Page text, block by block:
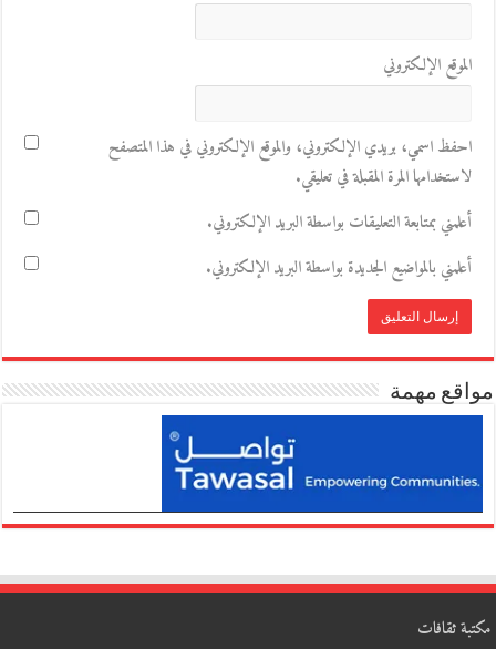
الموقع الإلكتروني
احفظ اسمي، بريدي الإلكتروني، والموقع الإلكتروني في هذا المتصفح
لاستخدامها المرة المقبلة في تعليقي.
أعلمني بمتابعة التعليقات بواسطة البريد الإلكتروني.
أعلمني بالمواضيع الجديدة بواسطة البريد الإلكتروني.
مواقع مهمة
مكتبة ثقافات